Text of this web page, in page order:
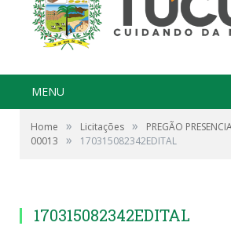
MENU
Home » Licitações »
PREGÃO
00013
» 170315082342EDITAL
170315082342EDITAL